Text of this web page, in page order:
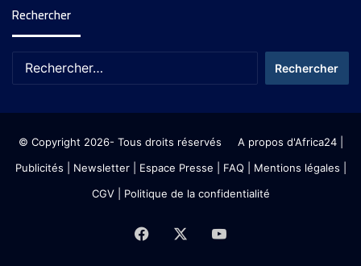
Rechercher
© Copyright 2026- Tous droits réservés A propos d'Africa24|
Publicités
Newsletter| Espace Presse | FAQ | Mentions légales
CGV| Politique de la confidentialité